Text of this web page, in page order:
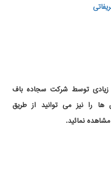
زیادی توسط شرکت سجاده باف
را نیز می توانید از طریق
مشاهده نمائید.